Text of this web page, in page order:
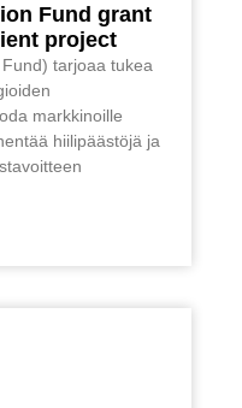
Fund grant
project
tarjoaa tukea
markkinoille
hiilipäästöjä ja